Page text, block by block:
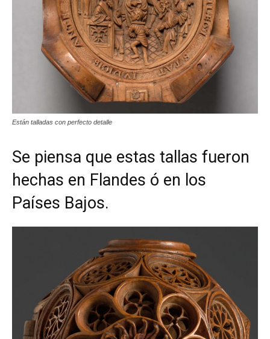
Están talladas con perfecto detalle
Se piensa que estas tallas fueron
hechas en Flandes ó en los
Países Bajos.